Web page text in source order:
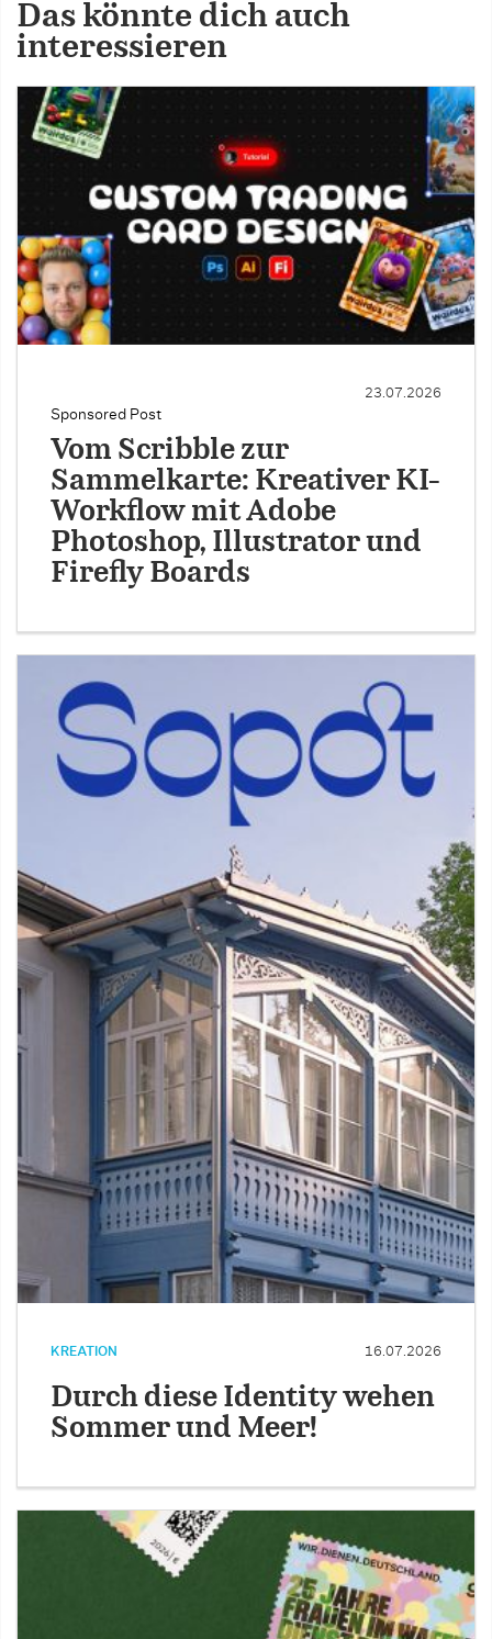
Das könnte dich auch
interessieren
Sponsored Post
23.07.2026
Vom Scribble zur
Sammelkarte: Kreativer KI-
Workflow mit Adobe
Photoshop, Illustrator und
Firefly Boards
KREATION 16.07.2026
Durch diese Identity wehen
Sommer und Meer!